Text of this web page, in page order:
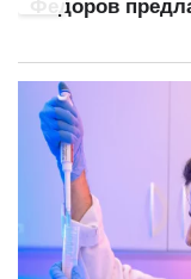
тарифы и